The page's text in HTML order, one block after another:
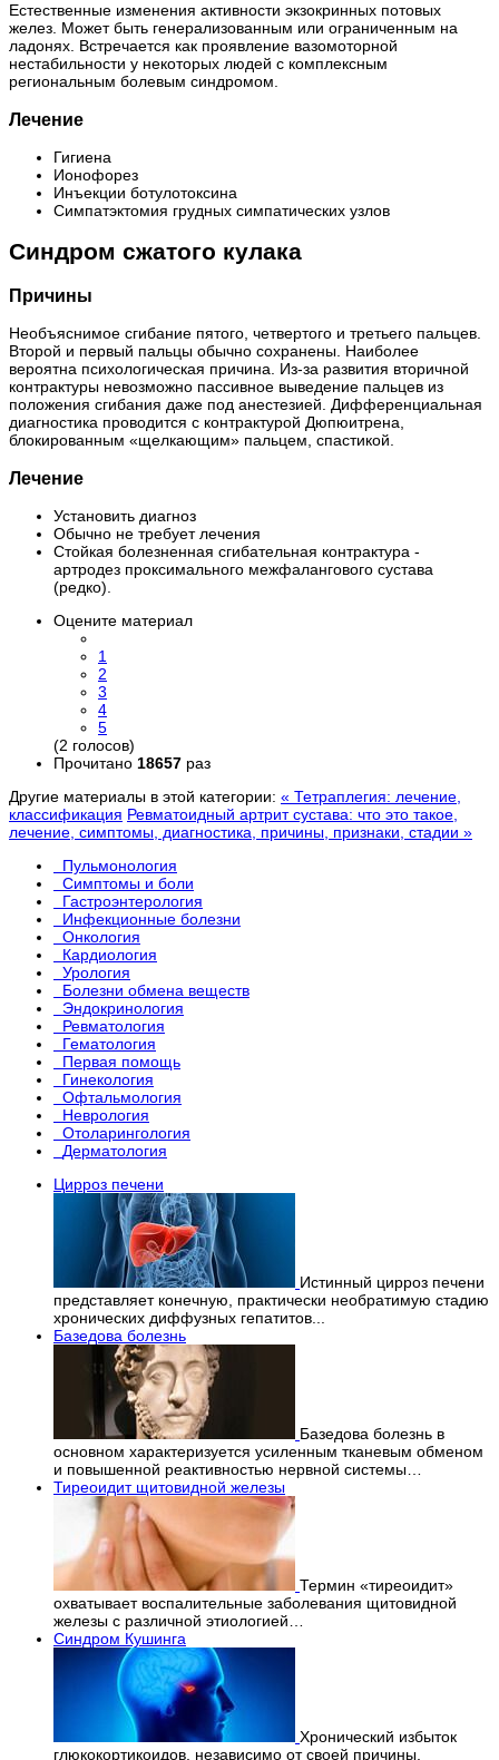
Естественные изменения активности экзокринных потовых
желез. Может быть генерализованным или ограниченным на
ладонях. Встречается как проявление вазомоторной
нестабильности у некоторых людей с комплексным
региональным болевым синдромом.
Лечение
Гигиена
Ионофорез
Инъекции ботулотоксина
Симпатэктомия грудных симпатических узлов
Синдром сжатого кулака
Причины
Необъяснимое сгибание пятого, четвертого и третьего пальцев.
Второй и первый пальцы обычно сохранены. Наиболее
вероятна психологическая причина. Из-за развития вторичной
контрактуры невозможно пассивное выведение пальцев из
положения сгибания даже под анестезией. Дифференциальная
диагностика проводится с контрактурой Дюпюитрена,
блокированным «щелкающим» пальцем, спастикой.
Лечение
Установить диагноз
Обычно не требует лечения
Стойкая болезненная сгибательная контрактура -
артродез проксимального межфалангового сустава
(редко).
Оцените материал
1
2
3
4
5
(2 голосов)
Прочитано 18657 раз
Другие материалы в этой категории: « Тетраплегия: лечение,
классификация Ревматоидный артрит сустава: что это такое,
лечение, симптомы, диагностика, причины, признаки, стадии »
Пульмонология
Симптомы и боли
Гастроэнтерология
Инфекционные болезни
Онкология
Кардиология
Урология
Болезни обмена веществ
Эндокринология
Ревматология
Гематология
Первая помощь
Гинекология
Офтальмология
Неврология
Отоларингология
Дерматология
Цирроз печени
Истинный цирроз печени
представляет конечную, практически необратимую стадию
хронических диффузных гепатитов...
Базедова болезнь
Базедова болезнь в
основном характеризуется усиленным тканевым обменом
и повышенной реактивностью нервной системы…
Тиреоидит щитовидной железы
Термин «тиреоидит»
охватывает воспалительные заболевания щитовидной
железы с различной этиологией…
Синдром Кушинга
Хронический избыток
глюкокортикоидов, независимо от своей причины,